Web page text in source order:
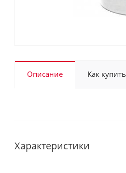
Описание Как купить
Характеристики